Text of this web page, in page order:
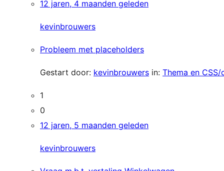
12 jaren, 4 maanden geleden
kevinbrouwers
Probleem met placeholders
Gestart door: kevinbrouwers in: Thema en
1
0
12 jaren, 5 maanden geleden
kevinbrouwers